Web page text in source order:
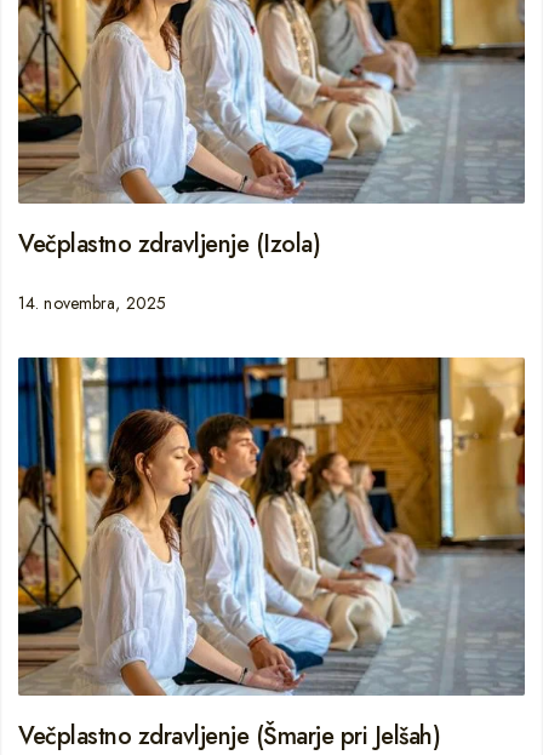
Večplastno zdravljenje (Izola)
14. novembra, 2025
Večplastno zdravljenje (Šmarje pri Jelšah)